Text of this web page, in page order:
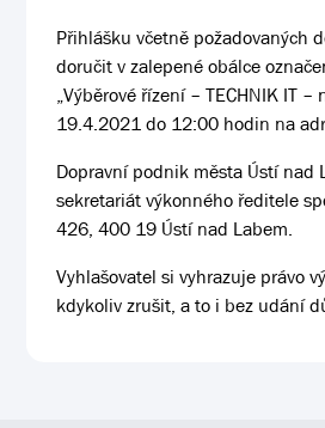
Přihlášku včetně požadovaných
doručit v zalepené obálce
„Výběrové řízení – TECHNIK IT –
19.4.2021 do 12:00 hodin na
Dopravní podnik města Ústí nad
sekretariát výkonného ředitele
426, 400 19 Ústí nad Labem.
Vyhlašovatel si vyhrazuje právo
kdykoliv zrušit, a to i bez udání